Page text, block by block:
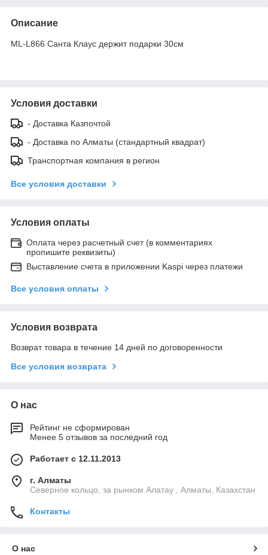
Описание
ML-L866 Санта Клаус держит подарки 30см
Условия доставки
- Доставка Казпочтой
- Доставка по Алматы (стандартный квадрат)
Транспортная компания в регион
Все условия доставки
Условия оплаты
Оплата через расчетный счет (в комментариях
пропишите реквизиты)
Выставление счета в приложении Kaspi через платежи
Все условия оплаты
Условия возврата
Возврат товара в течение 14 дней по договоренности
Все условия возврата
О нас
Рейтинг не сформирован
Менее 5 отзывов за последний год
Работает с 12.11.2013
г. Алматы
Северное кольцо, за рынком Алатау , Алматы, Казахстан
Контакты
О нас